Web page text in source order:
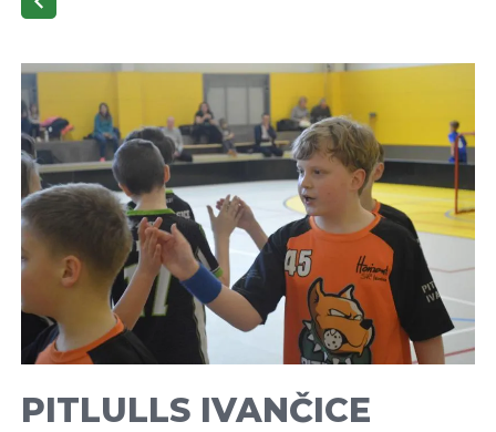
PITLULLS IVANČICE